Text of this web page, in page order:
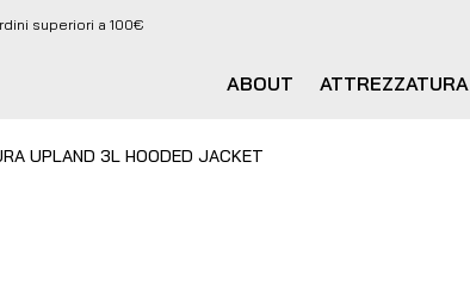
superiori a 100€
ABOUT ATTREZZATURA
UPLAND 3L HOODED JACKET